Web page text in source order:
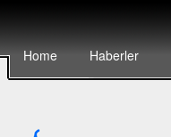
Home Haberler